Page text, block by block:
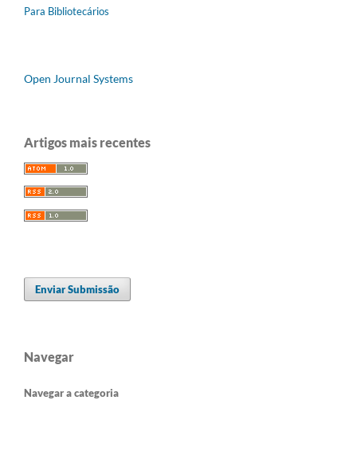
Para Bibliotecários
Open Journal Systems
Artigos mais recentes
Enviar Submissão
Navegar
Navegar a categoria